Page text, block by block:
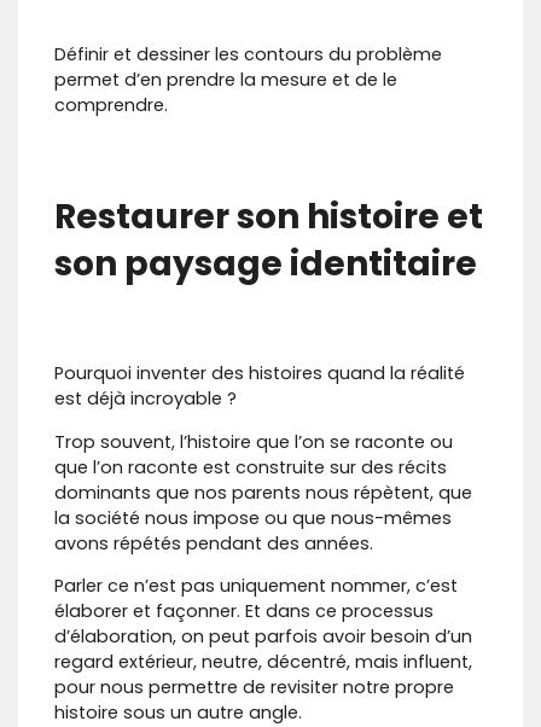
Définir et dessiner les contours du problème
permet d’en prendre la mesure et de le
comprendre.
Restaurer son histoire et
son paysage identitaire
Pourquoi inventer des histoires quand la réalité
est déjà incroyable ?
Trop souvent, l’histoire que l’on se raconte ou
que l’on raconte est construite sur des récits
dominants que nos parents nous répètent, que
la société nous impose ou que nous-mêmes
avons répétés pendant des années.
Parler ce n’est pas uniquement nommer, c’est
élaborer et façonner. Et dans ce processus
d’élaboration, on peut parfois avoir besoin d’un
regard extérieur, neutre, décentré, mais influent,
pour nous permettre de revisiter notre propre
histoire sous un autre angle.